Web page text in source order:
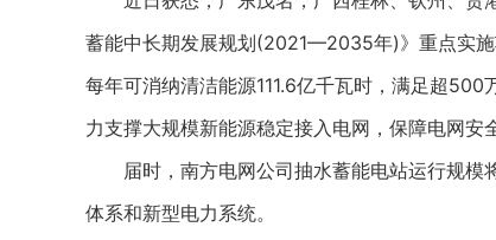
蓄能中长期发展规划(2021—2035年)》重点实
每年可消纳清洁能源111.6亿千瓦时，满足超
力支撑大规模新能源稳定接入电网，保障电网安
届时，南方电网公司抽水蓄能电站运行规模
体系和新型电力系统。